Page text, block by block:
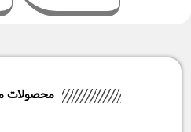
محصولات